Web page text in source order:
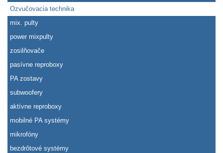
Ozvučovacia technika
mix. pulty
power mixpulty
zosilňovače
pasívne reproboxy
PA zostavy
subwoofery
aktívne reproboxy
mobilné PA systémy
mikrofóny
bezdrôtové systémy